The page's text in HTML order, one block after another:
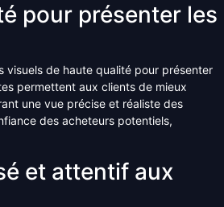
pour présenter les
visuels de haute qualité pour présenter
permettent aux clients de mieux
une vue précise et réaliste des
des acheteurs potentiels,
et attentif aux